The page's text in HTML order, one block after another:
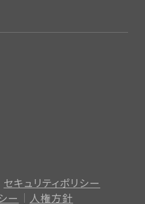
セキュリティポリシー
ー
人権方針